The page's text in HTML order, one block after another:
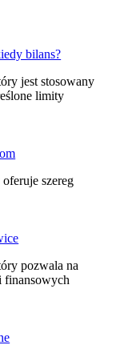
bilans?
jest stosowany
limity
szereg
pozwala na
finansowych